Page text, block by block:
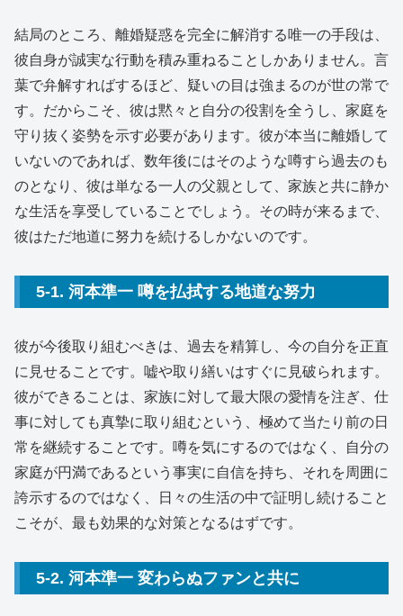
結局のところ、離婚疑惑を完全に解消する唯一の手段は、
彼自身が誠実な行動を積み重ねることしかありません。言
葉で弁解すればするほど、疑いの目は強まるのが世の常で
す。だからこそ、彼は黙々と自分の役割を全うし、家庭を
守り抜く姿勢を示す必要があります。彼が本当に離婚して
いないのであれば、数年後にはそのような噂すら過去のも
のとなり、彼は単なる一人の父親として、家族と共に静か
な生活を享受していることでしょう。その時が来るまで、
彼はただ地道に努力を続けるしかないのです。
5-1. 河本準一 噂を払拭する地道な努力
彼が今後取り組むべきは、過去を精算し、今の自分を正直
に見せることです。嘘や取り繕いはすぐに見破られます。
彼ができることは、家族に対して最大限の愛情を注ぎ、仕
事に対しても真摯に取り組むという、極めて当たり前の日
常を継続することです。噂を気にするのではなく、自分の
家庭が円満であるという事実に自信を持ち、それを周囲に
誇示するのではなく、日々の生活の中で証明し続けること
こそが、最も効果的な対策となるはずです。
5-2. 河本準一 変わらぬファンと共に